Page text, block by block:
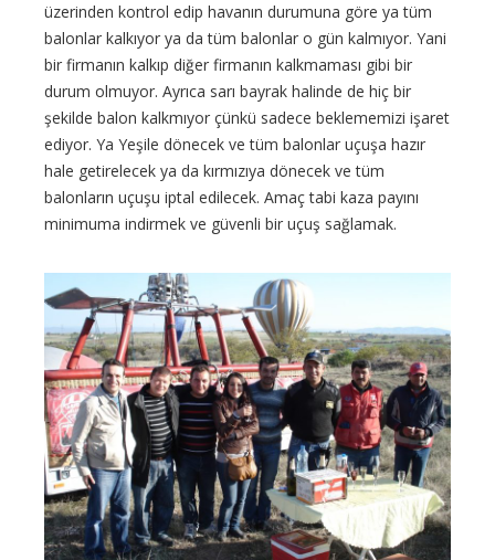
üzerinden kontrol edip havanın durumuna göre ya tüm
balonlar kalkıyor ya da tüm balonlar o gün kalmıyor. Yani
bir firmanın kalkıp diğer firmanın kalkmaması gibi bir
durum olmuyor. Ayrıca sarı bayrak halinde de hiç bir
şekilde balon kalkmıyor çünkü sadece beklememizi işaret
ediyor. Ya Yeşile dönecek ve tüm balonlar uçuşa hazır
hale getirelecek ya da kırmızıya dönecek ve tüm
balonların uçuşu iptal edilecek. Amaç tabi kaza payını
minimuma indirmek ve güvenli bir uçuş sağlamak.